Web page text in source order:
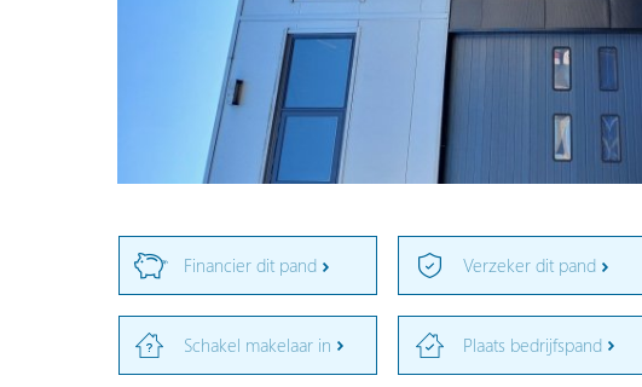
Financier dit pand Verzeker dit pand
Schakel makelaar in Plaats bedrijfspand